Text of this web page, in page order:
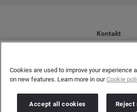
Kontakt
Terms and
Cookies are used to improve your experience
on new features. Learn more in ourCookie
Accept all cookies
Reject